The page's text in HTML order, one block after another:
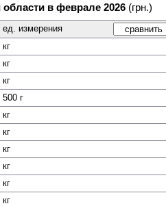
в феврале 2026 (грн.)
ед. измерения
кг
кг
кг
500 г
кг
кг
кг
кг
кг
кг